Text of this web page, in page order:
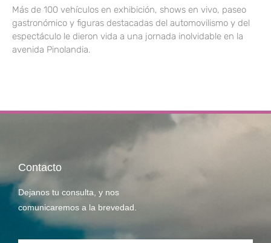
Más de 100 vehículos en exhibición, shows en vivo, paseo
gastronómico y figuras destacadas del automovilismo y del
espectáculo le dieron vida a una jornada inolvidable en la
avenida Pinolandia.
Contacto
Dejanos tu consulta, y nos
comunicaremos a la brevedad.